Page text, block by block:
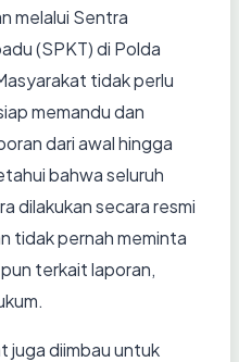
melalui Sentra
(SPKT) di Polda
tidak perlu
memandu dan
dari awal hingga
bahwa seluruh
dilakukan secara resmi
tidak pernah meminta
terkait laporan,
juga diimbau untuk